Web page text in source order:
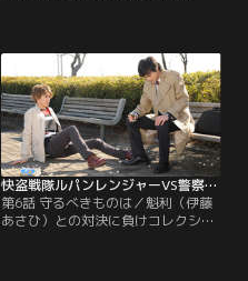
でなだめる。2人は訓練生時代から
の腐れ縁なのだ。パトレンジャーは
捜査のため被害者宅を訪れるが、手
掛かりはつかめない。そんな中、つ
かさは被害者宅にあったぬいぐるみ
と同じものを…。
快盗戦隊ルパンレンジャーVS警察戦隊パトレンジャー 第06話
第6話 守るべきものは／魁利（伊藤
あさひ）との対決に負けコレクショ